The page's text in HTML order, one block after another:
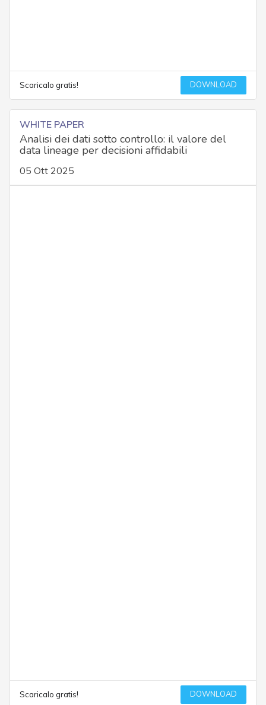
Scaricalo gratis! DOWNLOAD
WHITE PAPER
Analisi dei dati sotto controllo: il valore del
data lineage per decisioni affidabili
05 Ott 2025
Scaricalo gratis! DOWNLOAD